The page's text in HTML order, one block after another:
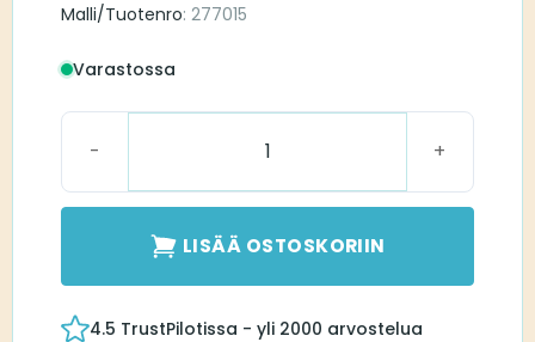
Malli/Tuotenro: 277015
Varastossa
Minifit Eargrip Detect 100 määrä
LISÄÄ OSTOSKORIIN
4.5 TrustPilotissa - yli 2000 arvostelua